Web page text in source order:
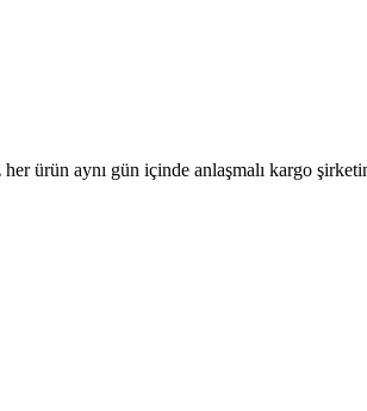
her ürün aynı gün içinde anlaşmalı kargo